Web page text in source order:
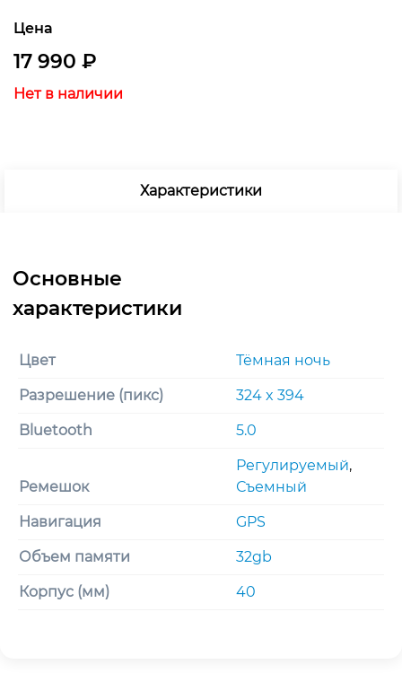
Цена
17 990 ₽
Нет в наличии
Характеристики
Цвет Тёмная ночь
Разрешение (пикс) 324 x 394
Bluetooth 5.0
Ремешок
Регулируемый,
Съемный
Навигация GPS
Объем памяти 32gb
Корпус (мм) 40